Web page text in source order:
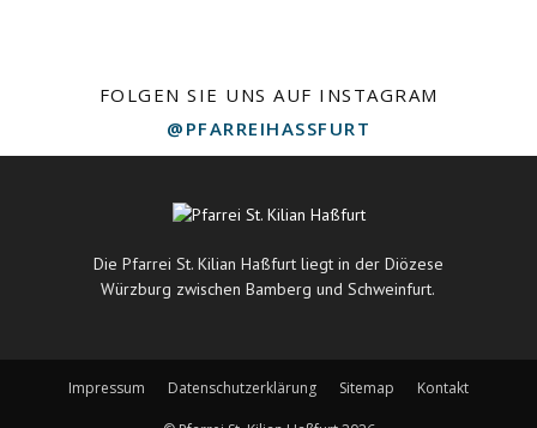
FOLGEN SIE UNS AUF INSTAGRAM
@PFARREIHASSFURT
Die Pfarrei St. Kilian Haßfurt liegt in der Diözese
Würzburg zwischen Bamberg und Schweinfurt.
Impressum Datenschutzerklärung Sitemap Kontakt